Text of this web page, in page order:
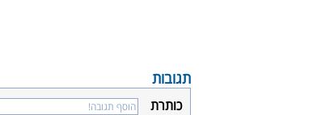
תגובות
כותרת